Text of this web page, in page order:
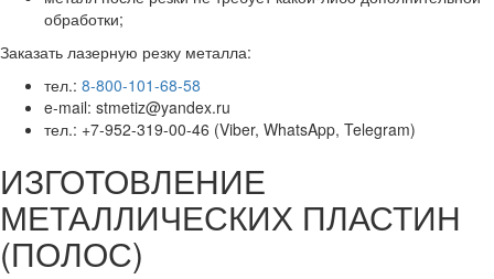
обработки;
Заказать лазерную резку металла:
тел.: 8-800-101-68-58
e-mail: stmetiz@yandex.ru
тел.: +7-952-319-00-46 (Viber, WhatsApp, Telegram)
ИЗГОТОВЛЕНИЕ
МЕТАЛЛИЧЕСКИХ ПЛАСТИН
(ПОЛОС)